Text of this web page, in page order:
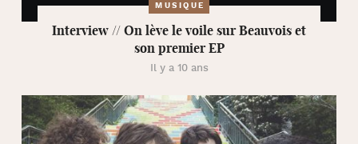
MUSIQUE
Interview // On lève le voile sur Beauvois et
son premier EP
Il y a 10 ans